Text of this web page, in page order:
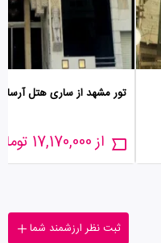
تور مشهد از ساری هتل آرسان
از 17,170,000 تومان
ثبت نظر ارزشمند شما